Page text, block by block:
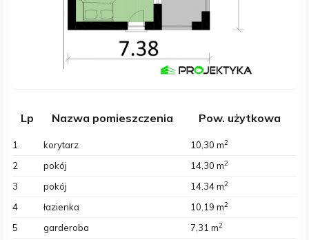
Lp Nazwa pomieszczenia Pow. użytkowa
1 korytarz 10,30 m2
2 pokój 14,30 m2
3 pokój 14,34 m2
4 łazienka 10,19 m2
5 garderoba 7,31 m2